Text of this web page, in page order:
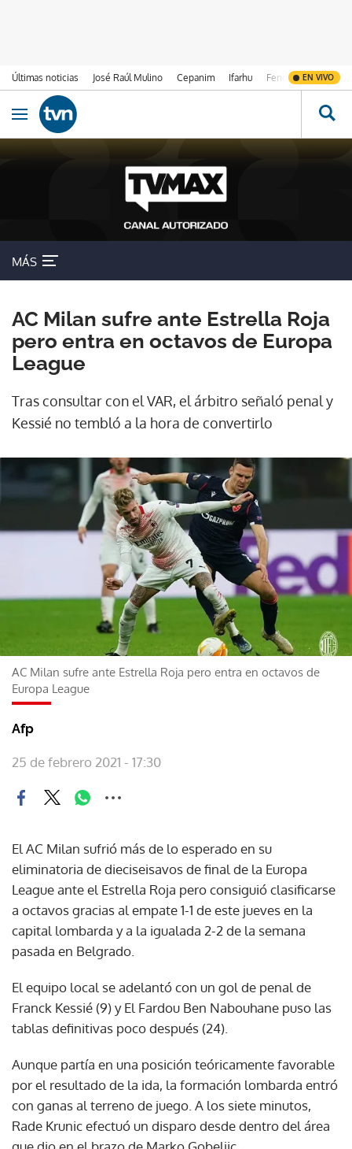
Últimas noticias José Raúl Mulino Cepanim Ifarhu Fenómeno de El
EN VIVO
Ir al contenido
Obrir navegació
MÁS
AC Milan sufre ante Estrella Roja
pero entra en octavos de Europa
League
Tras consultar con el VAR, el árbitro señaló penal y
Kessié no tembló a la hora de convertirlo
AC Milan sufre ante Estrella Roja pero entra en octavos de
Europa League
Afp
25 de febrero 2021 - 17:30
El AC Milan sufrió más de lo esperado en su
eliminatoria de dieciseisavos de final de la Europa
League ante el Estrella Roja pero consiguió clasificarse
a octavos gracias al empate 1-1 de este jueves en la
capital lombarda y a la igualada 2-2 de la semana
pasada en Belgrado.
El equipo local se adelantó con un gol de penal de
Franck Kessié (9) y El Fardou Ben Nabouhane puso las
tablas definitivas poco después (24).
Aunque partía en una posición teóricamente favorable
por el resultado de la ida, la formación lombarda entró
con ganas al terreno de juego. A los siete minutos,
Rade Krunic efectuó un disparo desde dentro del área